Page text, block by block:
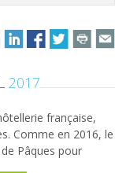
2017
française,
Comme en 2016, le
Pâques pour